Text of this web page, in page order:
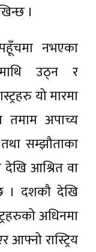
।
नभएका
उठ्न र
यो मारमा
तमाम अपाच्य
सम्झौताका
आश्रित वा
। दशकौ देखि
अधिनमा
आफ्नो रास्ट्रिय